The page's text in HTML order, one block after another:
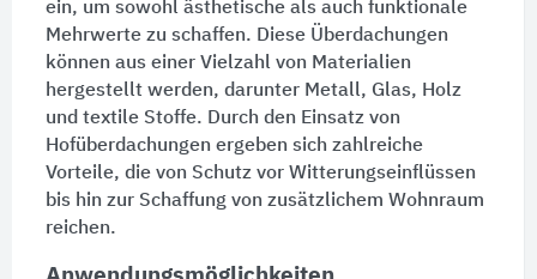
ein, um sowohl ästhetische als auch funktionale
Mehrwerte zu schaffen. Diese Überdachungen
können aus einer Vielzahl von Materialien
hergestellt werden, darunter Metall, Glas, Holz
und textile Stoffe. Durch den Einsatz von
Hofüberdachungen ergeben sich zahlreiche
Vorteile, die von Schutz vor Witterungseinflüssen
bis hin zur Schaffung von zusätzlichem Wohnraum
reichen.